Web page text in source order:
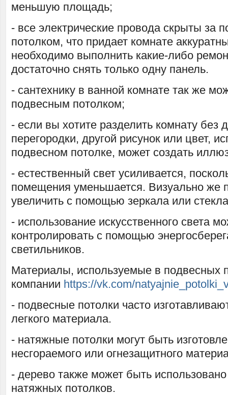
меньшую площадь;
- все электрические провода скрыты за
потолком, что придает комнате
необходимо выполнить какие-либо
достаточно снять только одну панель.
- сантехнику в ванной комнате так же
подвесным потолком;
- если вы хотите разделить комнату без
перегородки, другой рисунок или цвет,
подвесном потолке, может создать
- естественный свет усиливается,
помещения уменьшается. Визуально же
увеличить с помощью зеркала или
- использование искусственного света
контролировать с помощью
светильников.
Материалы, используемые в подвесных
компании https://vk.com/
- подвесные потолки часто
легкого материала.
- натяжные потолки могут быть
несгораемого или огнезащитного
- дерево также может быть
натяжных потолков.